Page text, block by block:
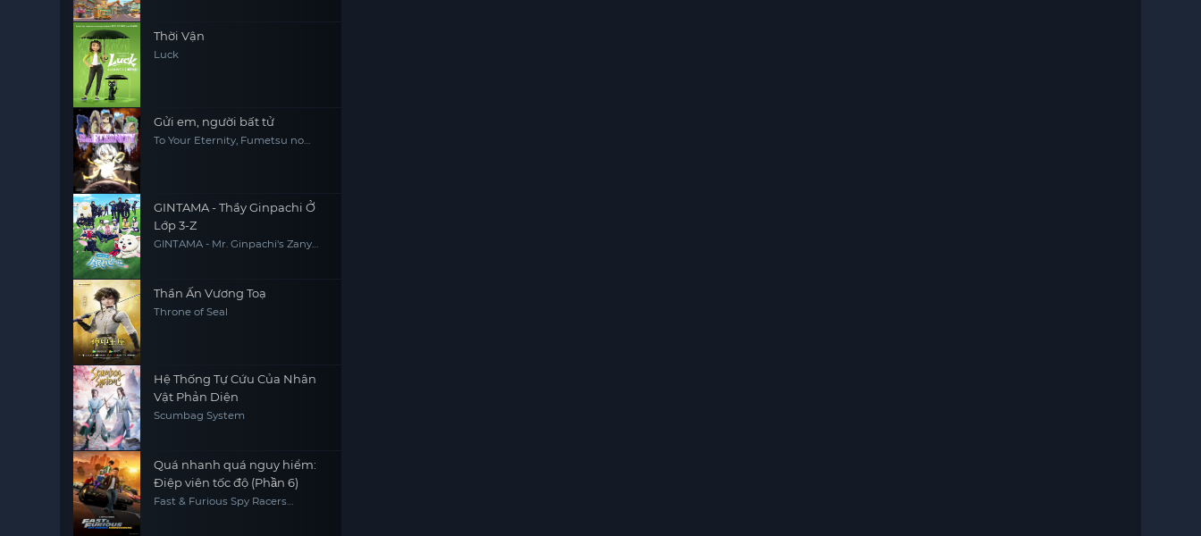
Thời Vận
Luck
Gửi em, người bất tử
To Your Eternity, Fumetsu no
GINTAMA - Thầy Ginpachi Ở
Lớp 3-Z
GINTAMA - Mr. Ginpachi's Zany
Thần Ấn Vương Toạ
Throne of Seal
Hệ Thống Tự Cứu Của Nhân
Vật Phản Diện
Scumbag System
Quá nhanh quá nguy hiểm:
Điệp viên tốc độ (Phần 6)
Fast & Furious Spy Racers